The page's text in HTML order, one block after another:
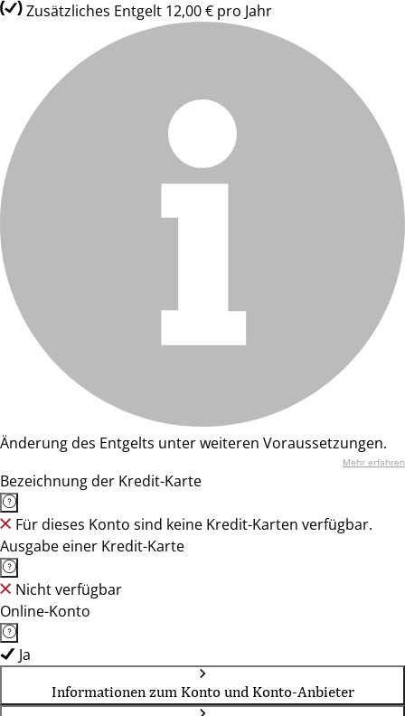
Zusätzliches Entgelt 12,00 € pro Jahr
Änderung des Entgelts unter weiteren Voraussetzungen.
Mehr erfahren
Bezeichnung der Kredit-Karte
Für dieses Konto sind keine Kredit-Karten verfügbar.
Ausgabe einer Kredit-Karte
Nicht verfügbar
Online-Konto
Ja
Informationen zum Konto und Konto-Anbieter